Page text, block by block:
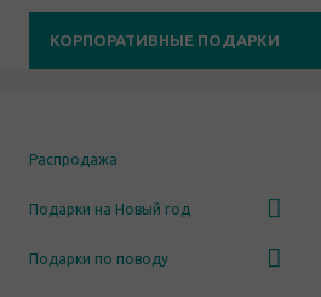
КОРПОРАТИВНЫЕ ПОДАРКИ
Распродажа
Подарки на Новый год
Подарки по поводу